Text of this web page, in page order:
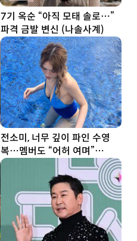
7기 옥순 “아직 모태 솔로…”
파격 금발 변신 (나솔사계)
전소미, 너무 깊이 파인 수영
복…멤버도 “어허 여며”
[DA★]